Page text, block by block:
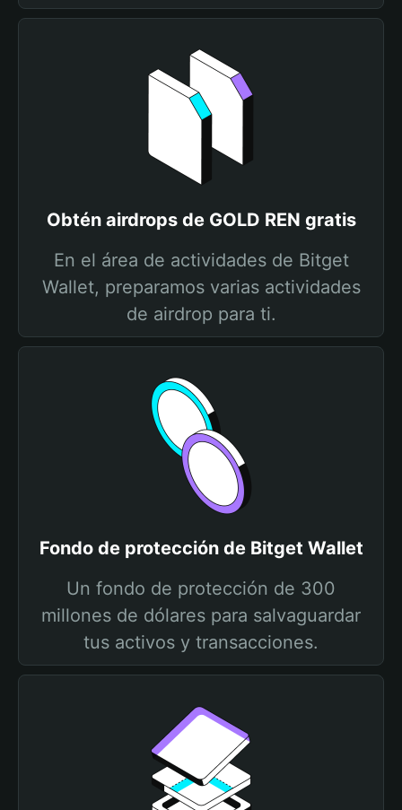
Obtén airdrops de GOLD REN gratis
En el área de actividades de Bitget
Wallet, preparamos varias actividades
de airdrop para ti.
Fondo de protección de Bitget Wallet
Un fondo de protección de 300
millones de dólares para salvaguardar
tus activos y transacciones.